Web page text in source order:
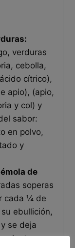
verduras
cebolla,
cítrico),
apio), (apio,
y col) y
sabor:
en polvo,
y
de
soperas
cada ¼ de
ebullición,
se deja
lento.